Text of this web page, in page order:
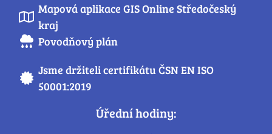
Mapová aplikace GIS Online Středočeský
kraj
Povodňový plán
Jsme držiteli certifikátu ČSN EN ISO
50001:2019
Úřední hodiny: